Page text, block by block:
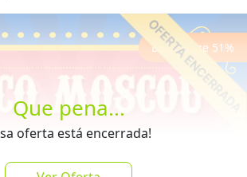
Que pena...
oferta está encerrada!
Economize 51 %